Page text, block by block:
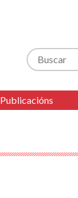
Buscar
Publicacións